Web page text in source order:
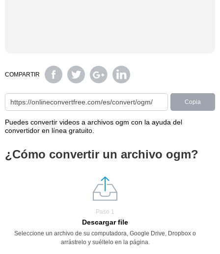
COMPARTIR
Copia
Puedes convertir videos a archivos ogm con la ayuda del
convertidor en línea gratuito.
¿Cómo convertir un archivo ogm?
Paso 1
Descargar file
Seleccione un archivo de su computadora, Google Drive, Dropbox o
arrástrelo y suéltelo en la página.